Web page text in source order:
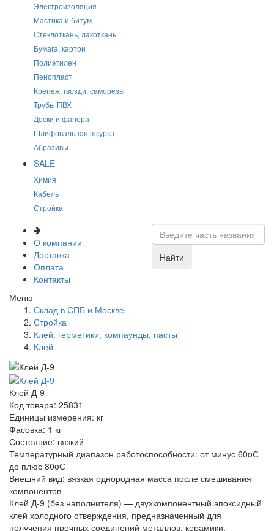
Электроизоляция
Мастика и битум
Стеклоткань, лакоткань
Бумага, картон
Полиэтилен
Пенопласт
Крепеж, гвозди, саморезы
Трубы ПВХ
Доски и фанера
Шлифовальная шкурка
Абразивы
SALE
Химия
Кабель
Стройка
О компании
Доставка
Оплата
Контакты
Найти
Меню
Склад в СПБ и Москве
Стройка
Клей, герметики, компаунды, пасты
Клей
Клей Д-9
Код товара: 25831
Единицы измерения: кг
Фасовка: 1 кг
Состояние: вязкий
Температурный диапазон работоспособности: от минус 60oС
до плюс 80oС
Внешний вид: вязкая однородная масса после смешивания
компонентов
Клей Д-9 (без наполнителя) — двухкомпонентный эпоксидный
клей холодного отверждения, предназначенный для
получения прочных соединений металлов, керамики,